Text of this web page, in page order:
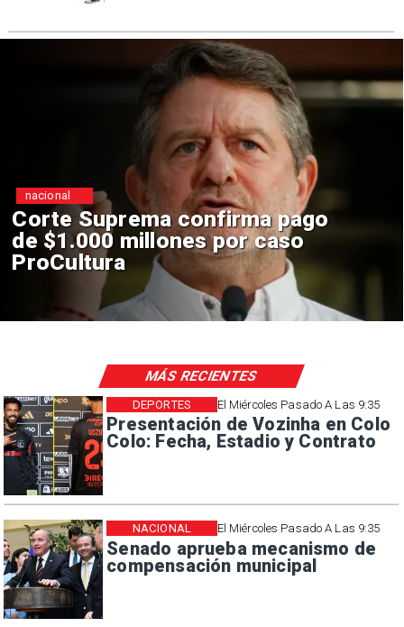
Codelco suspende
construcción de Andes Norte
en El Teniente por riesgos
sísmicos
nacional
El Miércoles Pasado A Las 9:35
Presentación de Vozinha en Colo
Colo: Fecha, Estadio y Contrato
DEPORTES
El Miércoles Pasado A Las 9:35
Senado aprueba mecanismo de
compensación municipal
NACIONAL
MÁS RECIENTES